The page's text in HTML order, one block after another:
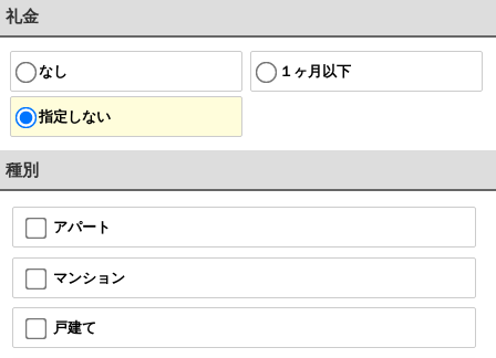
礼金
なし １ヶ月以下
指定しない
種別
アパート
マンション
戸建て